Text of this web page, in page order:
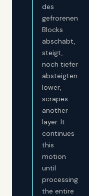
des
gefrorenen
Blocks
abschabt,
steigt,
noch tiefer
absteigten
lower,
scrapes
another
layer. It
continues
this
motion
until
processing
the entire